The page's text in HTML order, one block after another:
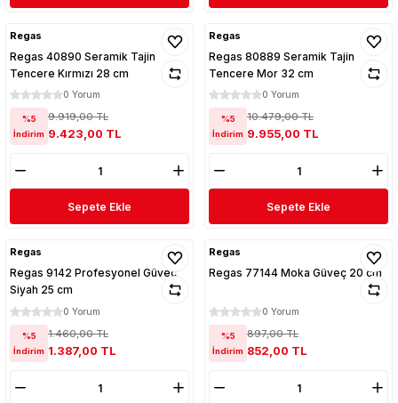
Regas
Regas 40890 Seramik Tajin
Tencere Kırmızı 28 cm
0 Yorum
%5
İndirim
9.919,00 TL
9.423,00 TL
Sepete Ekle
Regas
Regas 80889 Seramik Tajin
Tencere Mor 32 cm
0 Yorum
%5
İndirim
10.479,00 TL
9.955,00 TL
Sepete Ekle
Regas
Regas 9142 Profesyonel Güveç
Siyah 25 cm
0 Yorum
%5
İndirim
1.460,00 TL
1.387,00 TL
Regas
Regas 77144 Moka Güveç 20 cm
0 Yorum
%5
İndirim
897,00 TL
852,00 TL